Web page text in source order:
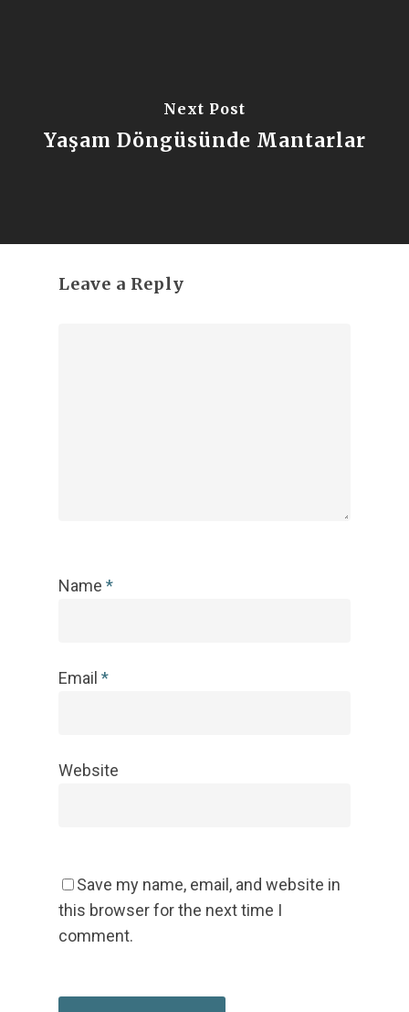
Next Post
Yaşam Döngüsünde Mantarlar
Leave a Reply
Name *
Email *
Website
Save my name, email, and website in
this browser for the next time I
comment.